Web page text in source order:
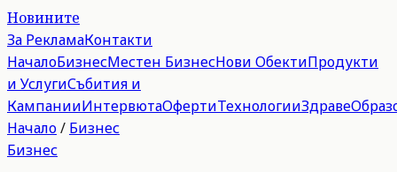
Новините
За РекламаКонтакти
НачалоБизнесМестен БизнесНови ОбектиПродукти
и УслугиСъбития и
КампанииИнтервютаОфертиТехнологииЗдраве
Начало/ Бизнес
Бизнес